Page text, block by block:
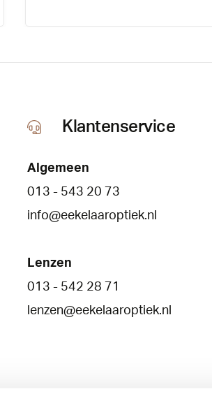
Klantenservice
Algemeen
013 - 543 20 73
info@eekelaaroptiek.nl
Lenzen
013 - 542 28 71
lenzen@eekelaaroptiek.nl